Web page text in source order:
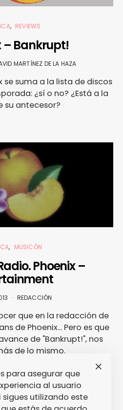
REVIEWS
– Bankrupt!
MARTÍNEZ DE LA HAZA
se suma a la lista de discos
¿sí o no? ¿Está a la
su antecesor?
MUSICÓN
Phoenix –
REDACCIÓN
que en la redacción de
de Phoenix... Pero es que
de "Bankrupt!", nos
de lo mismo.
para asegurar que
al usuario
sigues utilizando este